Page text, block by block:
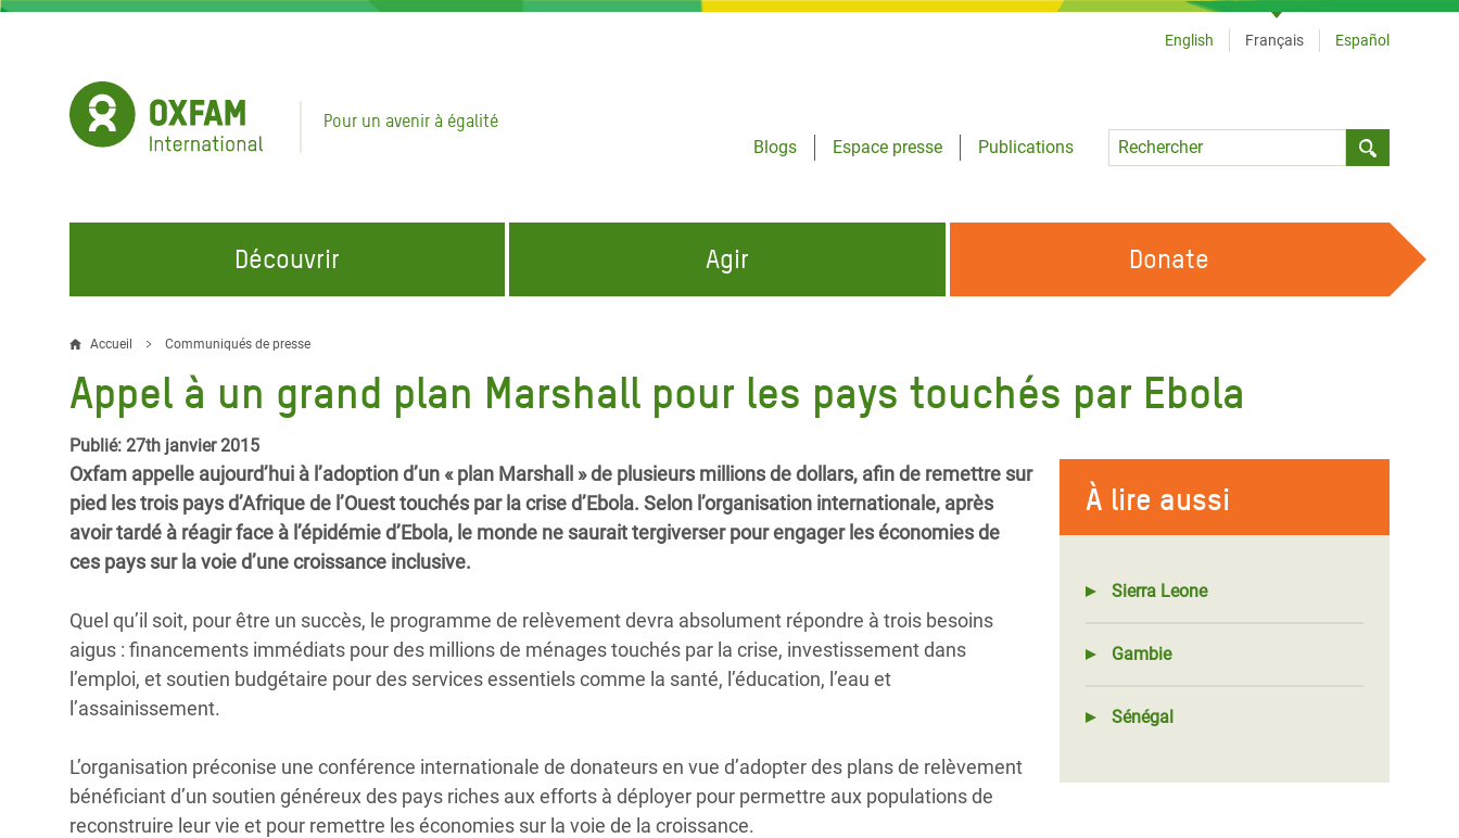
Aller
Pour un avenir à égalité
Blogs
Espace presse
Publications
Language
English Français Español
Découvrir
NOS DOMAINES D'ACTION
Eau et Assainissement
Ressources Naturelles
Conflits et Catastrophes
Inégalités Extrêmes et
Inequality and Rights in a
Digital Age
Gender, Rights, and Justice
Appel aux Dons pour la Crise
au Liban
Crise Climatique et
Alimentaire en Afrique de
l’Est
Crise au Yémen
Crise des Réfugiés Rohingyas
au Bangladesh
Soudan du Sud
Crise en Syrie
QUI SOMMES-NOUS ?
Agir
REJOINDRE NOS CAMPAGNES
Climate Justice
Rejoignez la Communauté
#MonClimatMonAvenir
Mettons Fin à la Souffrance qui se Cache
Les Violences Faites aux Femmes et aux
Filles, Ça Suffit !
DEVENIR BÉNÉVOLE
Donate
d'Ariane
Accueil Communiqués de presse
Appel à un grand plan Marshall pour les pays touchés par Ebola
Publié: 27th janvier 2015
À lire aussi
Sierra Leone
Gambie
Sénégal
Oxfam appelle aujourd’hui à l’adoption d’un « plan Marshall » de plusieurs millions de dollars, afin de remettre sur
pied les trois pays d’Afrique de l’Ouest touchés par la crise d’Ebola. Selon l’organisation internationale, après
avoir tardé à réagir face à l’épidémie d’Ebola, le monde ne saurait tergiverser pour engager les économies de
ces pays sur la voie d’une croissance inclusive.
Quel qu’il soit, pour être un succès, le programme de relèvement devra absolument répondre à trois besoins
aigus : financements immédiats pour des millions de ménages touchés par la crise, investissement dans
l’emploi, et soutien budgétaire pour des services essentiels comme la santé, l’éducation, l’eau et
l’assainissement.
L’organisation préconise une conférence internationale de donateurs en vue d’adopter des plans de relèvement
bénéficiant d’un soutien généreux des pays riches aux efforts à déployer pour permettre aux populations de
reconstruire leur vie et pour remettre les économies sur la voie de la croissance.